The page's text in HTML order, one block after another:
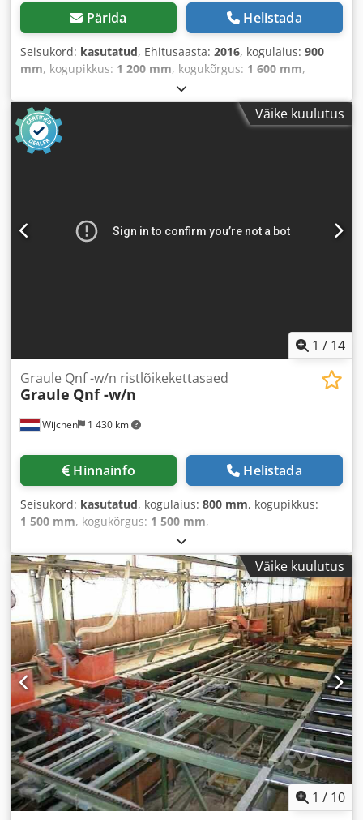
Pärida Helistada
Seisukord: kasutatud, Ehitusaasta: 2016, kogulaius: 900
mm, kogupikkus: 1 200 mm, kogukõrgus: 1 600 mm,
Väike kuulutus
1 / 14
Wijchen 1 430 km
Graule Qnf -w/n ristlõikekettasaed
Graule Qnf -w/n
Hinnainfo Helistada
Seisukord: kasutatud, kogulaius: 800 mm, kogupikkus:
1 500 mm, kogukõrgus: 1 500 mm,
Väike kuulutus
1 / 10